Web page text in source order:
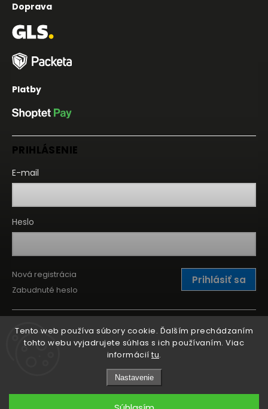
Tento web používa súbory cookie. Ďalším prechádzaním
tohto webu vyjadrujete súhlas s ich používaním. Viac
informácií tu.
Nastavenie
Doprava
Platby
PRIHLÁSENIE
E-mail
Heslo
Prihlásiť sa
Nová registrácia
Zabudnuté heslo